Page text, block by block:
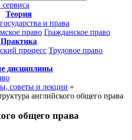
Теория
и права
право Гражданское право
Практика
процесс Трудовое право
дисциплины
советы и лекции »
английского общего права
общего права